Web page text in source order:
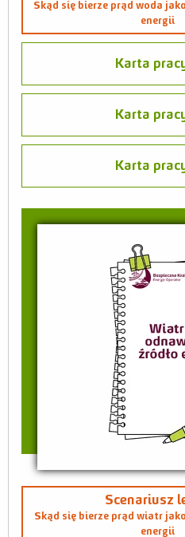
Skąd się bierze prąd woda
energii
Karta
Karta
Karta
Scenariusz
Skąd się bierze prąd wiatr
energii